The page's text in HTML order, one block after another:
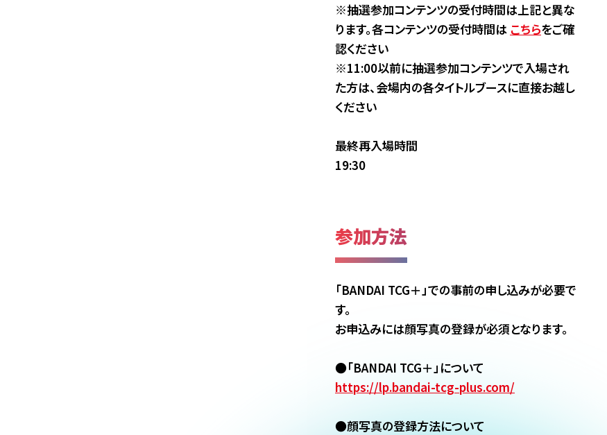
※抽選参加コンテンツの受付時間は上記と異な
ります。各コンテンツの受付時間は こちらをご確
認ください
※11:00以前に抽選参加コンテンツで入場され
た方は、会場内の各タイトルブースに直接お越し
ください
最終再入場時間
19:30
参加方法
「BANDAI TCG＋」での事前の申し込みが必要で
す。​
お申込みには顔写真の登録が必須となります。​
●「BANDAI TCG＋」について​
https://lp.bandai-tcg-plus.com/​
●顔写真の登録方法について